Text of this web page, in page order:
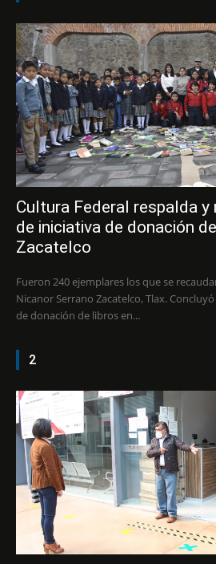
Cultura Federal respalda
de iniciativa de donación
Zacatelco
Fueron 240 ejemplares los que se
Nicanor Serrano Zacatelco, Tlax. Concluyó con gran éxito la campaña
de donación de libros en...
2